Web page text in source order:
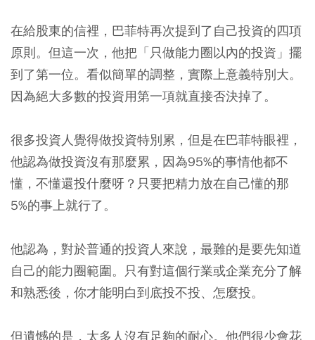
在給股東的信裡，巴菲特再次提到了自己投資的四項
原則。但這一次，他把「只做能力圈以內的投資」擺
到了第一位。看似簡單的調整，實際上意義特別大。
因為絕大多數的投資用第一項就直接否決掉了。
很多投資人覺得做投資特別累， 但是在巴菲特眼裡，
他認為做投資沒有那麼累，因為95%的事情他都不
懂，不懂還投什麼呀？只要把精力放在自己懂的那
5%的事上就行了。
他認為，對於普通的投資人來說，最難的是要先知道
自己的能力圈範圍。只有對這個行業或企業充分了解
和熟悉後，你才能明白到底投不投、怎麼投。
但遺憾的是，太多人沒有足夠的耐心。他們很少會花